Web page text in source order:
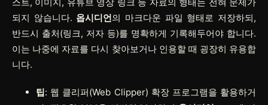
되지 않습니다. 옵시디언의 마크다운 파일 형태로 저장하되,
반드시 출처(링크, 저자 등)를 명확하게 기록해두어야 합니다.
이는 나중에 자료를 다시 찾아보거나 인용할 때 굉장히 유용합
니다.
팁: 웹 클리퍼(Web Clipper) 확장 프로그램을 활용하거